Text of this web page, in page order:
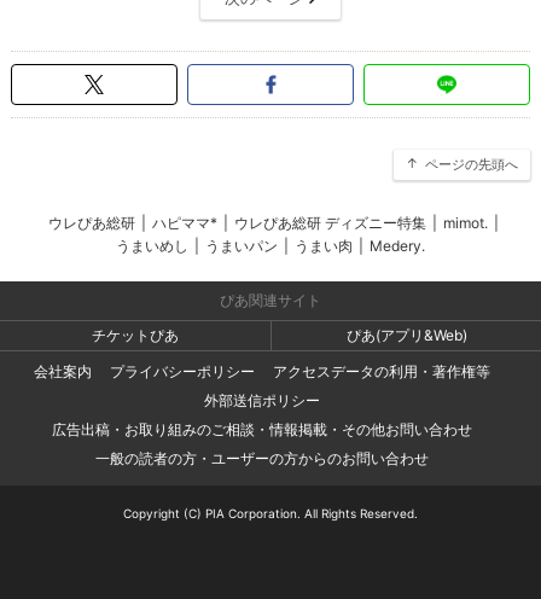
ページの先頭へ
ウレぴあ総研 ハピママ* ウレぴあ総研 ディズニー特集 mimot.
うまいめし
うまいパン うまい肉 Medery.
ぴあ関連サイト
チケットぴあ
ぴあ(アプリ&Web)
会社案内
プライバシーポリシー
アクセスデータの利用・著作権等
外部送信ポリシー
広告出稿・お取り組みのご相談・情報掲載・その他お問い合わせ
一般の読者の方・ユーザーの方からのお問い合わせ
Copyright (C) PIA Corporation. All Rights Reserved.